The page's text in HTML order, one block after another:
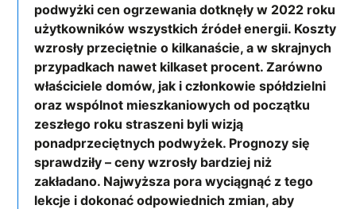
podwyżki cen ogrzewania dotknęły w 2022 roku
użytkowników wszystkich źródeł energii. Koszty
wzrosły przeciętnie o kilkanaście, a w skrajnych
przypadkach nawet kilkaset procent. Zarówno
właściciele domów, jak i członkowie spółdzielni
oraz wspólnot mieszkaniowych od początku
zeszłego roku straszeni byli wizją
ponadprzeciętnych podwyżek. Prognozy się
sprawdziły – ceny wzrosły bardziej niż
zakładano. Najwyższa pora wyciągnąć z tego
lekcje i dokonać odpowiednich zmian, aby